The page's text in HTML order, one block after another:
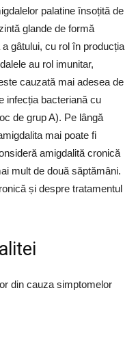
palatine însoțită de
glande de formă
gâtului, cu rol în producția
au rol imunitar,
cauzată mai adesea de
infecția bacteriană cu
de grup A). Pe lângă
mai poate fi
amigdalită cronică
mult de două săptămâni.
și despre tratamentul
din cauza simptomelor